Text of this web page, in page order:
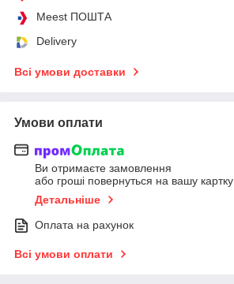
Meest ПОШТА
Delivery
Всі умови доставки
Умови оплати
Ви отримаєте замовлення
або гроші повернуться на вашу картку
Детальніше
Оплата на рахунок
Всі умови оплати